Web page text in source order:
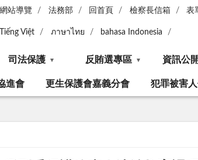
網站導覽 法務部 回首頁 檢察長信箱 表
Tiếng Việt ภาษาไทย bahasa Indonesia
司法保護 反賄選專區 資訊公開
進會 更生保護會嘉義分會 犯罪被害